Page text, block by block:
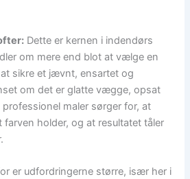
Dette er kernen i indendørs
om mere end blot at vælge en
sikre et jævnt, ensartet og
om det er glatte vægge, opsat
maler sørger for, at
holder, og at resultatet tåler
er udfordringerne større, især her i